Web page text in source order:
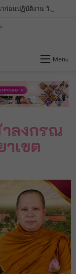
กิจกรรมเจริญพระพุทธมนต์ – เจริญจิตภาวนาก่อนปฏิบัติงาน วันจันทร์ที่่ ๖ กรกฎาคม ๒๕๖๙ เวลา ๐๙.๐๐ น.
Menu
ลงกรณ
เขต